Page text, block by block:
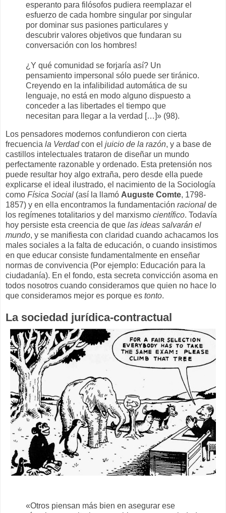
esperanto para filósofos pudiera reemplazar el
esfuerzo de cada hombre singular por singular
por dominar sus pasiones particulares y
descubrir valores objetivos que fundaran su
conversación con los hombres!
¿Y qué comunidad se forjaría así? Un
pensamiento impersonal sólo puede ser tiránico.
Creyendo en la infalibilidad automática de su
lenguaje, no está en modo alguno dispuesto a
conceder a las libertades el tiempo que
necesitan para llegar a la verdad […]» (98).
Los pensadores modernos confundieron con cierta
frecuencia la Verdadcon el juicio de la razón, y a base de
castillos intelectuales trataron de diseñar un mundo
perfectamente razonable y ordenado. Esta pretensión nos
puede resultar hoy algo extraña, pero desde ella puede
explicarse el ideal ilustrado, el nacimiento de la Sociología
como Física Social (así la llamó Auguste Comte, 1798-
1857) y en ella encontramos la fundamentación racional de
los regímenes totalitarios y del marxismo científico. Todavía
hoy persiste esta creencia de que las ideas salvarán el
mundo, y se manifiesta con claridad cuando achacamos los
males sociales a la falta de educación, o cuando insistimos
en que educar consiste fundamentalmente en enseñar
normas de convivencia (Por ejemplo: Educación para la
ciudadanía). En el fondo, esta secreta convicción asoma en
todos nosotros cuando consideramos que quien no hace lo
que consideramos mejor es porque es tonto.
La sociedad jurídica-contractual
«Otros piensan más bien en asegurar ese